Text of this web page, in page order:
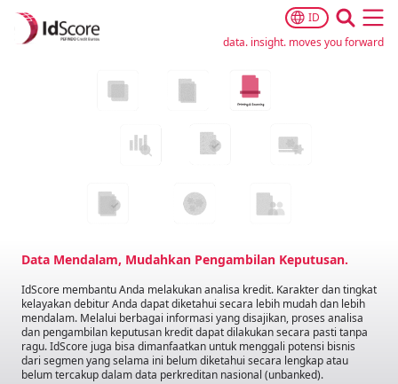
ID
data. insight. moves you forward
Data Mendalam, Mudahkan Pengambilan Keputusan.
IdScore membantu Anda melakukan analisa kredit. Karakter dan tingkat
kelayakan debitur Anda dapat diketahui secara lebih mudah dan lebih
mendalam. Melalui berbagai informasi yang disajikan, proses analisa
dan pengambilan keputusan kredit dapat dilakukan secara pasti tanpa
ragu. IdScore juga bisa dimanfaatkan untuk menggali potensi bisnis
dari segmen yang selama ini belum diketahui secara lengkap atau
belum tercakup dalam data perkreditan nasional (unbanked).